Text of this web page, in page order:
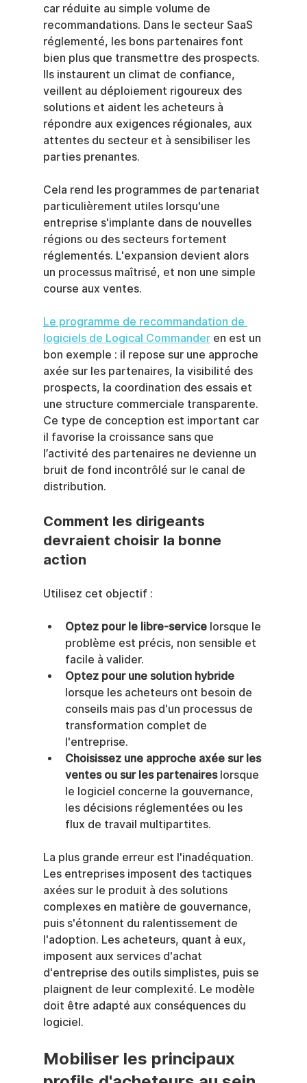
car réduite au simple volume de
recommandations. Dans le secteur SaaS
réglementé, les bons partenaires font
bien plus que transmettre des prospects.
Ils instaurent un climat de confiance,
veillent au déploiement rigoureux des
solutions et aident les acheteurs à
répondre aux exigences régionales, aux
attentes du secteur et à sensibiliser les
parties prenantes.
Cela rend les programmes de partenariat
particulièrement utiles lorsqu'une
entreprise s'implante dans de nouvelles
régions ou des secteurs fortement
réglementés. L'expansion devient alors
un processus maîtrisé, et non une simple
course aux ventes.
Le programme de recommandation de
logiciels de Logical Commander en est un
bon exemple : il repose sur une approche
axée sur les partenaires, la visibilité des
prospects, la coordination des essais et
une structure commerciale transparente.
Ce type de conception est important car
il favorise la croissance sans que
l’activité des partenaires ne devienne un
bruit de fond incontrôlé sur le canal de
distribution.
Comment les dirigeants
devraient choisir la bonne
action
Utilisez cet objectif :
Optez pour le libre-service lorsque le
problème est précis, non sensible et
facile à valider.
Optez pour une solution hybride
lorsque les acheteurs ont besoin de
conseils mais pas d'un processus de
transformation complet de
l'entreprise.
Choisissez une approche axée sur les
ventes ou sur les partenaires lorsque
le logiciel concerne la gouvernance,
les décisions réglementées ou les
flux de travail multipartites.
La plus grande erreur est l'inadéquation.
Les entreprises imposent des tactiques
axées sur le produit à des solutions
complexes en matière de gouvernance,
puis s'étonnent du ralentissement de
l'adoption. Les acheteurs, quant à eux,
imposent aux services d'achat
d'entreprise des outils simplistes, puis se
plaignent de leur complexité. Le modèle
doit être adapté aux conséquences du
logiciel.
Mobiliser les principaux